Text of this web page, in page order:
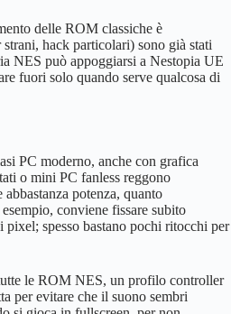
delle ROM classiche è
hack particolari) sono già stati
NES può appoggiarsi a Nestopia UE
fuori solo quando serve qualcosa di
PC moderno, anche con grafica
o mini PC fanless reggono
potenza, quanto
conviene fissare subito
spesso bastano pochi ritocchi per
le ROM NES, un profilo controller
per evitare che il suono sembri